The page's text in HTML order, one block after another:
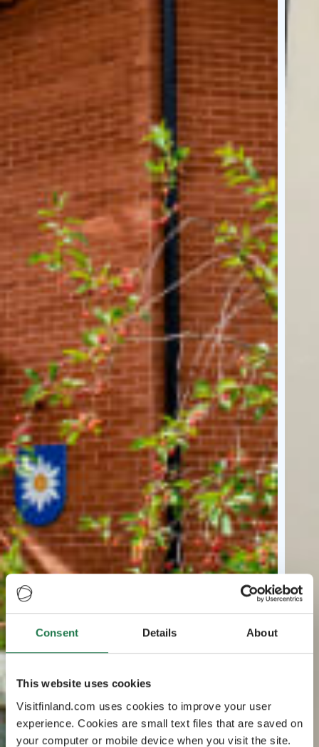
Consent Details About
This website uses cookies
Visitfinland.com uses cookies to improve your user
experience. Cookies are small text files that are saved on
your computer or mobile device when you visit the site.